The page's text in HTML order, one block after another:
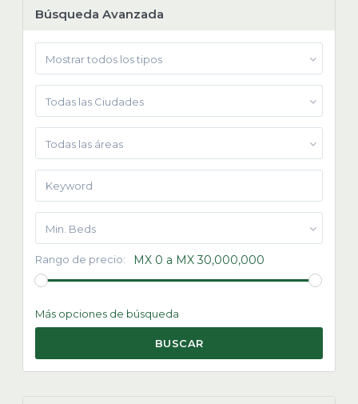
Búsqueda Avanzada
Mostrar todos los tipos
Todas las Ciudades
Todas las áreas
Min. Beds
Rango de precio: MX 0 a MX 30,000,000
Más opciones de búsqueda
BUSCAR